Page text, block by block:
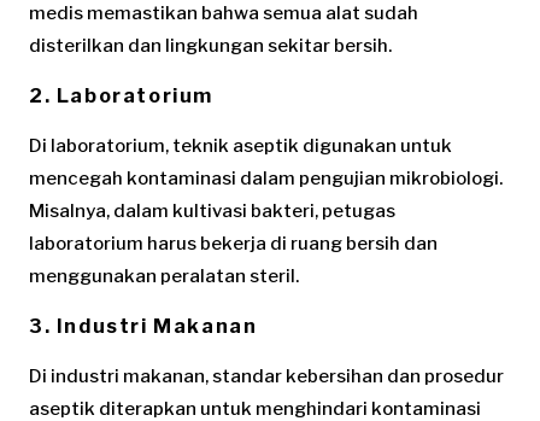
medis memastikan bahwa semua alat sudah
disterilkan dan lingkungan sekitar bersih.
2. Laboratorium
Di laboratorium, teknik aseptik digunakan untuk
mencegah kontaminasi dalam pengujian mikrobiologi.
Misalnya, dalam kultivasi bakteri, petugas
laboratorium harus bekerja di ruang bersih dan
menggunakan peralatan steril.
3. Industri Makanan
Di industri makanan, standar kebersihan dan prosedur
aseptik diterapkan untuk menghindari kontaminasi